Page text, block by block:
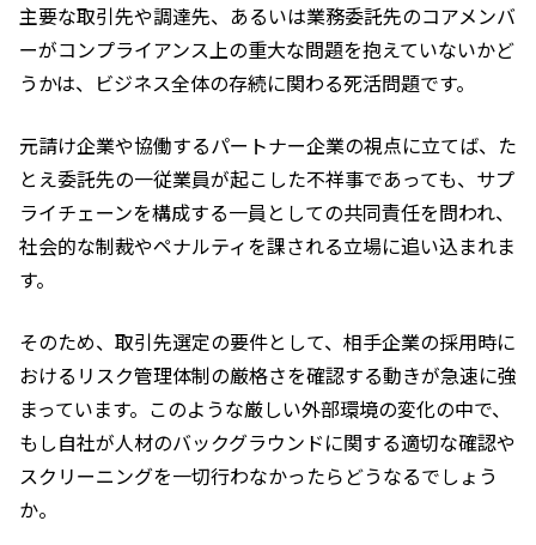
主要な取引先や調達先、あるいは業務委託先のコアメンバ
ーがコンプライアンス上の重大な問題を抱えていないかど
うかは、ビジネス全体の存続に関わる死活問題です。
元請け企業や協働するパートナー企業の視点に立てば、た
とえ委託先の一従業員が起こした不祥事であっても、サプ
ライチェーンを構成する一員としての共同責任を問われ、
社会的な制裁やペナルティを課される立場に追い込まれま
す。
そのため、取引先選定の要件として、相手企業の採用時に
おけるリスク管理体制の厳格さを確認する動きが急速に強
まっています。このような厳しい外部環境の変化の中で、
もし自社が人材のバックグラウンドに関する適切な確認や
スクリーニングを一切行わなかったらどうなるでしょう
か。